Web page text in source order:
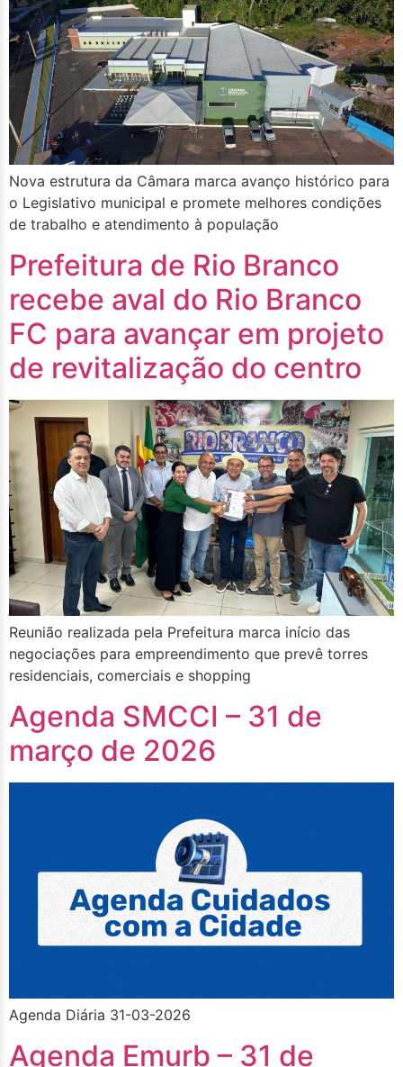
Nova estrutura da Câmara marca avanço histórico para
o Legislativo municipal e promete melhores condições
de trabalho e atendimento à população
Prefeitura de Rio Branco
recebe aval do Rio Branco
FC para avançar em projeto
de revitalização do centro
Reunião realizada pela Prefeitura marca início das
negociações para empreendimento que prevê torres
residenciais, comerciais e shopping
Agenda SMCCI – 31 de
março de 2026
Agenda Diária 31-03-2026
Agenda Emurb – 31 de